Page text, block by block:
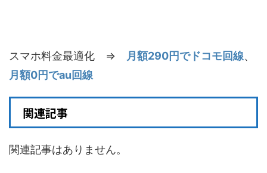
スマホ料金最適化 ⇒ 月額290円でドコモ回線、
月額0円でau回線
関連記事
関連記事はありません。